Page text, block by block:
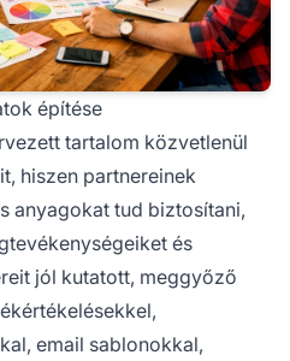
építése
tartalom közvetlenül
hiszen partnereinek
anyagokat tud biztosítani,
és
jól kutatott, meggyőző
email sablonokkal,